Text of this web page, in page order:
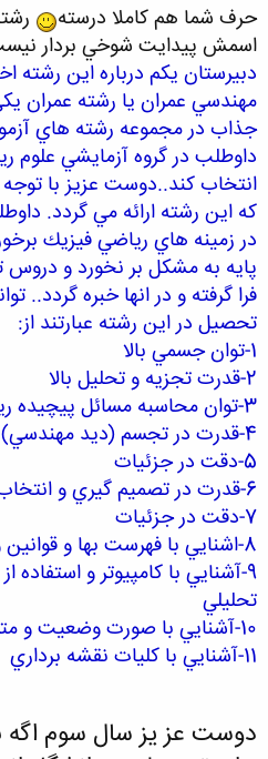
کلیک کنید تا
حرف شما هم كاملا درسته
اسمش پيدايت شوخي بردار
دبيرستان يكم درباره اين رشته
مهندسي عمران يا رشته عمران
جذاب در مجموعه رشته هاي
داوطلب در گروه آزمايشي علوم
انتخاب كند..دوست عزيز با
كه اين رشته ارائه مي گردد.
در زمينه هاي رياضي فيزيك برخ
پايه به مشكل بر نخورد و دروس
فرا گرفته و در انها خبره گردد..
تحصيل در اين رشته عبارتند از:
1-توان جسمي با
لا
2-قدرت تجزيه و تحليل بالا
3-توان محاسبه مسائل پيچيده رياضي و فيزيك و م
4-ق درت در تجسم (ديد مهندسي)
5-دقت در جزئيات
6-قدرت در تصميم گيري و انتخاب
7-دقت در جزئيات
8-اش
ناييبا فهرست بها و
9-آشنايي با كا
مپيوتر و استفاده ا
تحليلي
10-آشنايي با صورت وضع
يت و
11-آشنايي با كليات نقشه برداري
دوست عزيز سال سوم